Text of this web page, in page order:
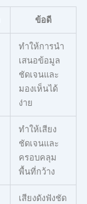
ข้อดี
ทำให้การนำ
เสนอข้อมูล
ชัดเจนและ
มองเห็นได้
ง่าย
ทำให้เสียง
ชัดเจนและ
ครอบคลุม
พื้นที่กว้าง
เสียงดังฟังชัด